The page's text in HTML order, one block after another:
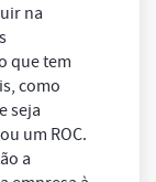
na
que tem
como
seja
um ROC.
a